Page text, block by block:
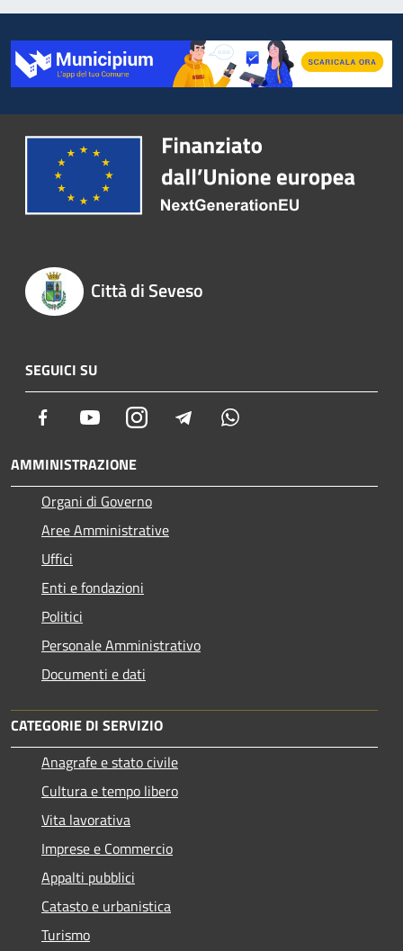
Città di Seveso
SEGUICI SU
Facebook YoutubeInstagram Telegram
AMMINISTRAZIONE
Organi di Governo
Aree Amministrative
Uffici
Enti e fondazioni
Politici
Personale Amministrativo
Documenti e dati
CATEGORIE DI SERVIZIO
Anagrafe e stato civile
Cultura e tempo libero
Vita lavorativa
Imprese e Commercio
Appalti pubblici
Catasto e urbanistica
Turismo